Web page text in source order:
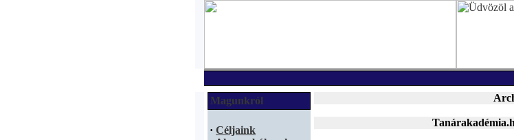
Magunkról
· Céljaink